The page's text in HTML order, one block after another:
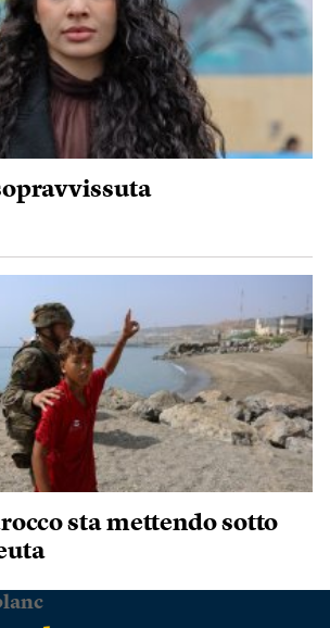
sta mettendo sotto